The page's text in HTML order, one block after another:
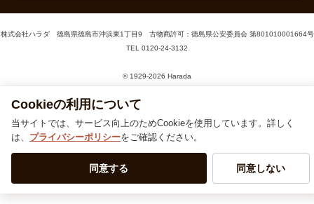
株式会社ハラダ 徳島県徳島市沖浜東1丁目9 古物商許可：徳島県公安委員会 第801010001664号
TEL 0120-24-3132
© 1929‐2026 Harada
当サイトでは、サービス向上のためCookieを使用しています。詳しく
同意する 同意しない